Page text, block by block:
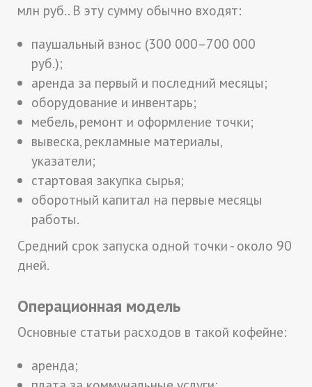
млн руб.. В эту сумму обычно входят:
паушальный взнос (300 000–700 000
руб.);
аренда за первый и последний месяцы;
оборудование и инвентарь;
мебель, ремонт и оформление точки;
вывеска, рекламные материалы,
указатели;
стартовая закупка сырья;
оборотный капитал на первые месяцы
работы.
Средний срок запуска одной точки - около 90
дней.
Операционная модель
Основные статьи расходов в такой кофейне:
аренда;